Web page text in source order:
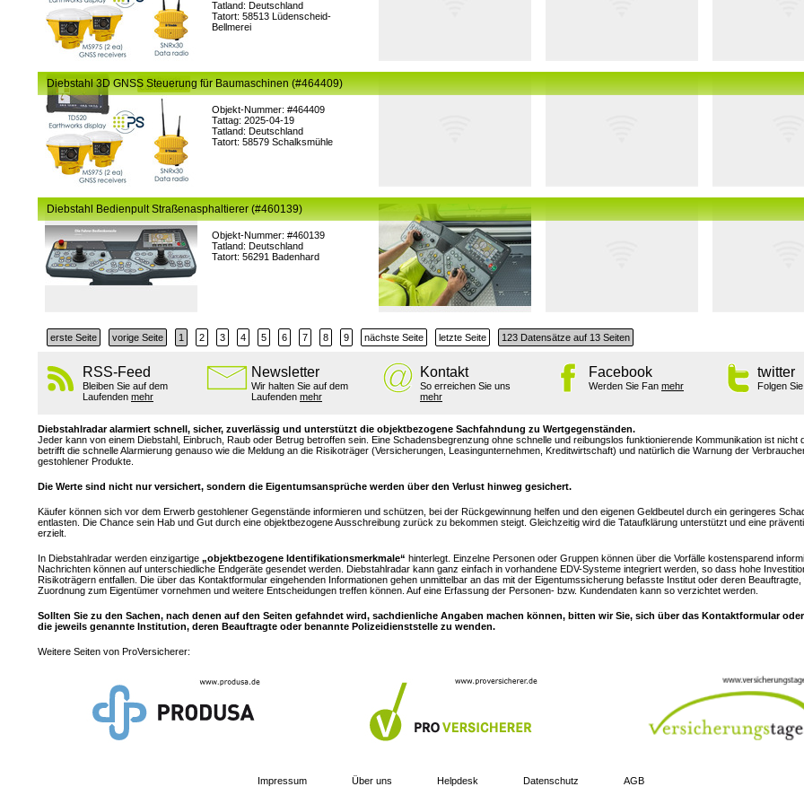
Tatland: Deutschland
Tatort: 58513 Lüdenscheid-
Bellmerei
Objekt-Nummer: #464409
Tattag: 2025-04-19
Tatland: Deutschland
Tatort: 58579 Schalksmühle
Diebstahl 3D GNSS Steuerung für Baumaschinen (#464409)
Objekt-Nummer: #460139
Tatland: Deutschland
Tatort: 56291 Badenhard
Diebstahl Bedienpult Straßenasphaltierer (#460139)
erste Seite vorige Seite 1 2 3 4 5 6 7 8 9 nächste Seite letzte Seite 123 Datensätze auf 13 Seiten
RSS-Feed
Bleiben Sie auf dem
Laufenden mehr
Newsletter
Wir halten Sie auf dem
Laufenden mehr
Kontakt
So erreichen Sie uns
mehr
Facebook
Werden Sie Fan mehr
twitter
Folgen
Diebstahlradar alarmiert schnell, sicher, zuverlässig und unterstützt die objektbezogene Sachfahndung zu Wertgegenständen.
Jeder kann von einem Diebstahl, Einbruch, Raub oder Betrug betroffen sein. Eine Schadensbegrenzung ohne schnelle und reibungslos funktionierende Kommunikation ist nicht
betrifft die schnelle Alarmierung genauso wie die Meldung an die Risikoträger (Versicherungen, Leasingunternehmen, Kreditwirtschaft) und natürlich die Warnung der
gestohlener Produkte.
Die Werte sind nicht nur versichert, sondern die Eigentumsansprüche werden über den Verlust hinweg gesichert.
Käufer können sich vor dem Erwerb gestohlener Gegenstände informieren und schützen, bei der Rückgewinnung helfen und den eigenen Geldbeutel durch ein geringeres
entlasten. Die Chance sein Hab und Gut durch eine objektbezogene Ausschreibung zurück zu bekommen steigt. Gleichzeitig wird die Tataufklärung unterstützt und eine
erzielt.
In Diebstahlradar werden einzigartige „objektbezogene Identifikationsmerkmale“ hinterlegt. Einzelne Personen oder Gruppen können über die Vorfälle kostensparend
Nachrichten können auf unterschiedliche Endgeräte gesendet werden. Diebstahlradar kann ganz einfach in vorhandene EDV-Systeme integriert werden, so dass hohe
Risikoträgern entfallen. Die über das Kontaktformular eingehenden Informationen gehen unmittelbar an das mit der Eigentumssicherung befasste Institut oder deren Beauftragte,
Zuordnung zum Eigentümer vornehmen und weitere Entscheidungen treffen können. Auf eine Erfassung der Personen- bzw. Kundendaten kann so verzichtet werden.
Sollten Sie zu den Sachen, nach denen auf den Seiten gefahndet wird, sachdienliche Angaben machen können, bitten wir Sie, sich über das Kontaktformular
die jeweils genannte Institution, deren Beauftragte oder benannte Polizeidienststelle zu wenden.
Weitere Seiten von ProVersicherer:
Impressum Über uns Helpdesk Datenschutz AGB